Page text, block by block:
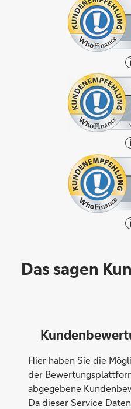
Das sagen
Hier haben Sie die
der
abgegebene
Da dieser Service